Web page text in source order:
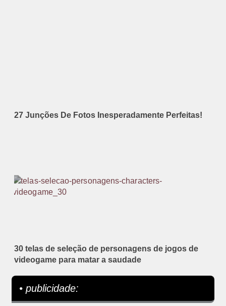
27 Junções De Fotos Inesperadamente Perfeitas!
30 telas de seleção de personagens de jogos de
videogame para matar a saudade
• publicidade: